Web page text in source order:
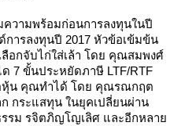
ความพร้อมก่อนการลงทุนในปี
การลงทุนปี 2017 หัวข้อเข้มข้น
อกจับไก่ใส่เล้า โดย คุณสมพงศ์
7 ขั้นประหยัดภาษี LTF/RTF
หุ้น คุณทำได้ โดย คุณรณกฤต
กระแสทุน ในยุคเปลี่ยนผ่าน
รรม รจิตภิญโญเลิศ และอีกหลา